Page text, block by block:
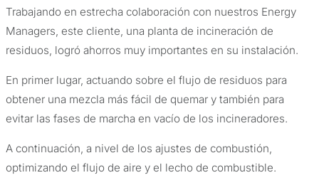
Trabajando en estrecha colaboración con nuestros Energy
Managers, este cliente, una planta de incineración de
residuos, logró ahorros muy importantes en su instalación.
En primer lugar, actuando sobre el flujo de residuos para
obtener una mezcla más fácil de quemar y también para
evitar las fases de marcha en vacío de los incineradores.
A continuación, a nivel de los ajustes de combustión,
optimizando el flujo de aire y el lecho de combustible.